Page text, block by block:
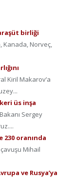
birliği
Kanada, Norveç,
Kiril Makarov’a
üs inşa
Sergey
230 oranında
çavuşu Mihail
ve Rusya’ya